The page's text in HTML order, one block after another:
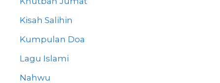
Kisah Salihin
Kumpulan Doa
Lagu Islami
Nahwu